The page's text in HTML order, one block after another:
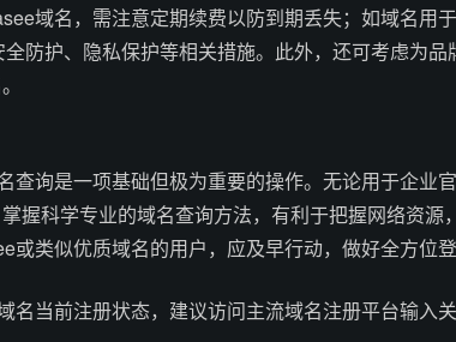
域名，需注意定期续费以防到期丢失；如域名用
防护、隐私保护等相关措施。此外，还可考虑为
查询是一项基础但极为重要的操作。无论用于企业
握科学专业的域名查询方法，有利于把握网络资源
或类似优质域名的用户，应及早行动，做好全方位登
名当前注册状态，建议访问主流域名注册平台输入